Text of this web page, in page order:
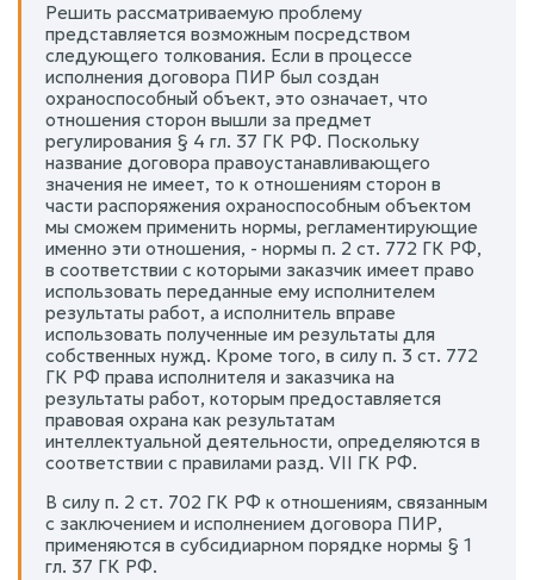
Решить рассматриваемую проблему
представляется возможным посредством
следующего толкования. Если в процессе
исполнения договора ПИР был создан
охраноспособный объект, это означает, что
отношения сторон вышли за предмет
регулирования § 4 гл. 37 ГК РФ. Поскольку
название договора правоустанавливающего
значения не имеет, то к отношениям сторон в
части распоряжения охраноспособным объектом
мы сможем применить нормы, регламентирующие
именно эти отношения, - нормы п. 2 ст. 772 ГК РФ,
в соответствии с которыми заказчик имеет право
использовать переданные ему исполнителем
результаты работ, а исполнитель вправе
использовать полученные им результаты для
собственных нужд. Кроме того, в силу п. 3 ст. 772
ГК РФ права исполнителя и заказчика на
результаты работ, которым предоставляется
правовая охрана как результатам
интеллектуальной деятельности, определяются в
соответствии с правилами разд. VII ГК РФ.
В силу п. 2 ст. 702 ГК РФ к отношениям, связанным
с заключением и исполнением договора ПИР,
применяются в субсидиарном порядке нормы § 1
гл. 37 ГК РФ.